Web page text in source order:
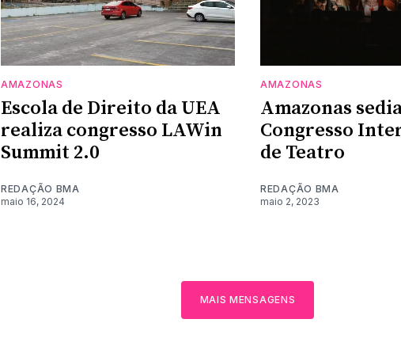
AMAZONAS
Escola de Direito da UEA
realiza congresso LAWin
Summit 2.0
REDAÇÃO BMA
maio 16, 2024
AMAZONAS
Amazonas
Congresso
de Teatro
REDAÇÃO BMA
maio 2, 2023
MAIS MENSAGENS